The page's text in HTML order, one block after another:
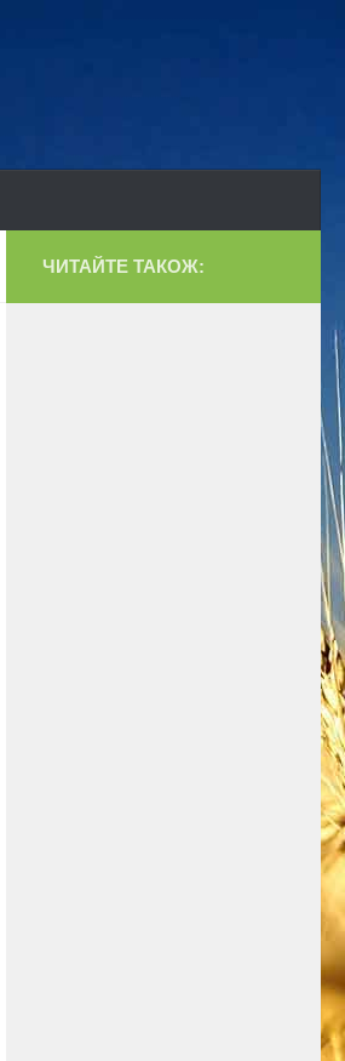
ЧИТАЙТЕ ТАКОЖ: